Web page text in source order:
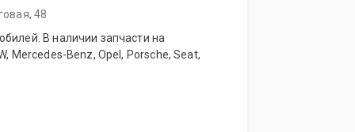
48
В наличии запчасти на
Mercedes-Benz, Opel, Porsche, Seat,